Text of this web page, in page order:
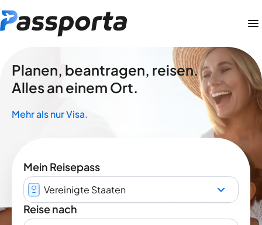
Planen, beantragen, reisen.
Alles an einem Ort.
Mehr als nur Visa.
Mein Reisepass
Vereinigte Staaten
Reise nach